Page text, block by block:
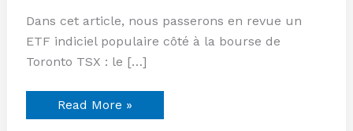
Dans cet article, nous passerons en revue un
ETF indiciel populaire côté à la bourse de
Toronto TSX : le […]
Read More »